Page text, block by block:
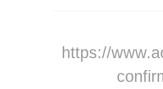
https://